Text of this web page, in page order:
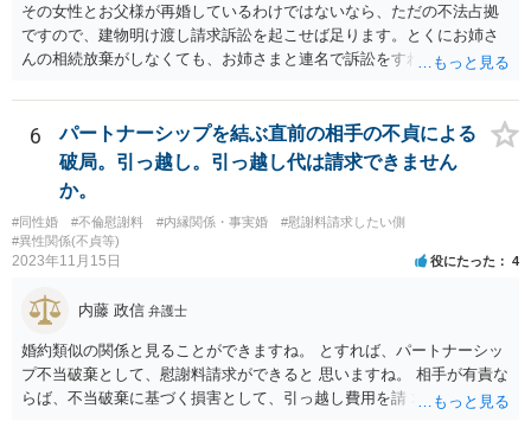
その女性とお父様が再婚しているわけではないなら、ただの不法占拠
ですので、建物明け渡し請求訴訟を起こせば足ります。とくにお姉さ
んの相続放棄がしなくても、お姉さまと連名で訴訟をすればいいだけ
6
パートナーシップを結ぶ直前の相手の不貞による
破局。引っ越し。引っ越し代は請求できません
か。
#同性婚 #不倫慰謝料 #内縁関係・事実婚
#慰謝料請求したい側
#異性関係(不貞等)
2023年11月15日 役にたった 4
内藤 政信 弁護士
婚約類似の関係と見ることができますね。 とすれば、パートナーシッ
プ不当破棄として、慰謝料請求ができると 思いますね。 相手が有責な
らば、不当破棄に基づく損害として、引っ越し費用を請 求できるよう